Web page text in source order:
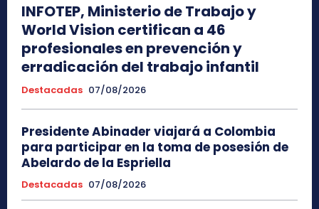
INFOTEP, Ministerio de Trabajo y
World Vision certifican a 46
profesionales en prevención y
erradicación del trabajo infantil
Destacadas 07/08/2026
Presidente Abinader viajará a Colombia
para participar en la toma de posesión de
Abelardo de la Espriella
Destacadas 07/08/2026